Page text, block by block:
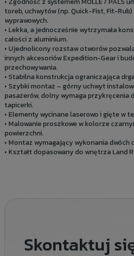
toreb, uchwytów (np. Quick-Fist, Fit-
wyprawowych.
• Lekka, a jednocześnie wytrzymała
całości z aluminium.
• Ujednolicony rozstaw otworów
innych akcesoriów Expedition-Gear i
przechowywania.
• Stabilna konstrukcja ograniczająca
• Szybki montaż – górny uchwyt
pasażerów, dolny wymaga przykręcenia
tapicerki.
• Elementy wycinane laserowo i gięte w
• Malowanie proszkowe w kolorze
powierzchni.
• Montaż wymagający wykonania dwóch
• Kształt dopasowany do wnętrza Land
Skontaktuj